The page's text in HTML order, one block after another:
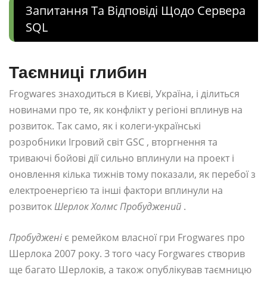
Запитання Та Відповіді Щодо Сервера
SQL
Таємниці глибин
Frogwares знаходиться в Києві, Україна, і ділиться
новинами про те, як конфлікт у регіоні вплинув на
розвиток. Так само, як і колеги-українські
розробники Ігровий світ GSC , вторгнення та
триваючі бойові дії сильно вплинули на проект і
оновлення кілька тижнів тому показали, як перебої з
електроенергією та інші фактори вплинули на
розвитокШерлок Холмс Пробуджений .
Пробуджені є ремейком власної гри Frogwares про
Шерлока 2007 року. З того часу Forgwares створив
ще багато Шерлоків, а також опублікував таємницю